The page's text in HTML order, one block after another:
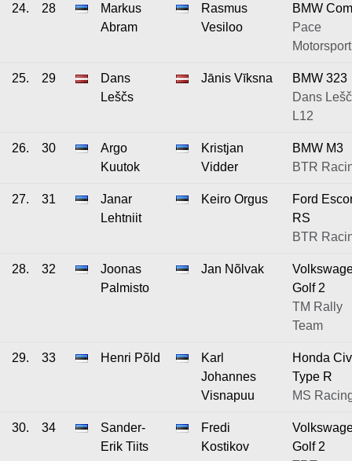
24. 28
Markus
Abram
Rasmus
Vesiloo
BMW
Pace
Motorsport
25. 29
Dans
Leščs
Jānis Vīksna
BMW 323
Dans
L12
26. 30
Argo
Kuutok
Kristjan
Vidder
BMW M3
BTR
27. 31
Janar
Lehtniit
Keiro Orgus
Ford
RS
BTR
28. 32
Joonas
Palmisto
Jan Nõlvak
Golf 2
TM Rally
Team
29. 33 Henri Põld
Karl
Johannes
Visnapuu
Honda
Type R
MS
30. 34
Sander-
Erik Tiits
Fredi
Kostikov
Golf 2